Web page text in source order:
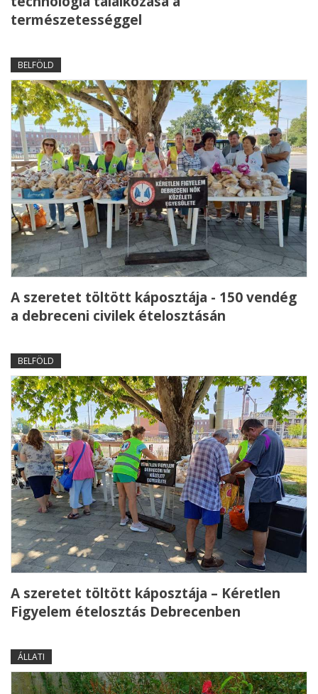
természetességgel
BELFÖLD
A szeretet töltött káposztája - 150 vendég
a debreceni civilek ételosztásán
BELFÖLD
A szeretet töltött káposztája – Kéretlen
Figyelem ételosztás Debrecenben
ÁLLATI